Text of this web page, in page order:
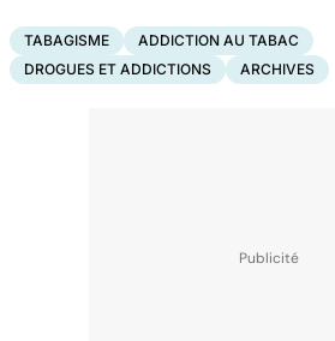
TABAGISME
ADDICTION AU TABAC
DROGUES ET ADDICTIONS
ARCHIVES